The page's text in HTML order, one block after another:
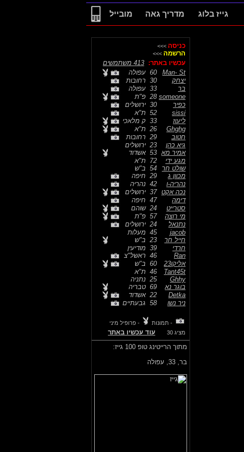
גייז בלוג מדריך גאה מובייל
כניסה >>>
הרשמה >>>
עכשיו באתר: 413 משתמשים
Man- St
עפולה
יצחק
רחובות
בר
עפולה
someone
פ"ת
כפיר
ירושלים
sissi
ת"א
ליעוז
ק מלאכי
Ghghg
ת"א
חטוב
רחובות
גיא כהן
ירושלים
אמיר מא
אשדוד
מגע ידי
ת"א
שולט חר
ב"ש
מכוון ג
חיפה
נהריה-ו
נהריה
נכה אקט 37
ירושלים
דימה
47
חיפה
סטרייט
שוהם
מי רוצה
57
פ"ת
נתנאל
ירושלים
jacob
45
מעלות
חייל חר
ב"ש
חרדי
מודיעין
Ran
ראשל"צ
אליקו23
ב"ש
Tant45t
ת"א
Ghhy
25
נתניה
בוגר נא
טבריה
Detka
אשדוד
ניר נשו
גבעתיים
- תמונות
- פרופיל מיני
מציג 30
עוד עכשיו באתר
מתוך הרייטינג טופ 100 גייז:
בר, 33, עפולה